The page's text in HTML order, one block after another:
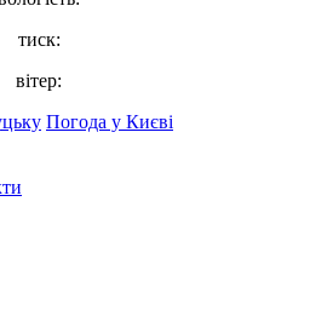
тиск:
вітер:
Погода у Києві